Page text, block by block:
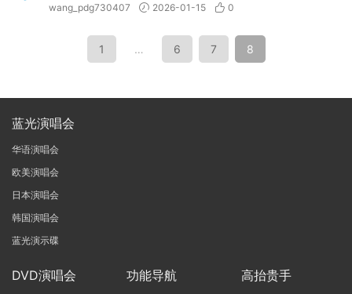
wang_pdg730407 2026-01-15 0
1 … 6 7 8
蓝光演唱会
华语演唱会
欧美演唱会
日本演唱会
韩国演唱会
蓝光演示碟
DVD演唱会 功能导航 高抬贵手